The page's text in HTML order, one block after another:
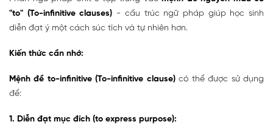
"to" (To-infinitive clauses) - cấu trúc ngữ pháp giúp học sinh
diễn đạt ý một cách súc tích và tự nhiên hơn.
Kiến thức cần nhớ:
Mệnh đề to-infinitive (To-infinitive clause)có thể được sử dụng
để:
1. Diễn đạt mục đích (to express purpose):